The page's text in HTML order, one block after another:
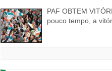
PAF OBTEM
pouco tempo, a